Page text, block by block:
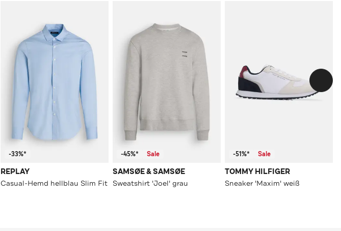
-33%*
REPLAY
Casual-Hemd hellblau Slim Fit
-45%* Sale
SAMSØE & SAMSØE
Sweatshirt 'Joel' grau
-51%* Sale
TOMMY HILFIGER
Sneaker 'Maxim' weiß